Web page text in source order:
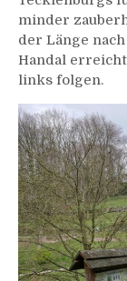
minder
der Länge
Handal
links folgen.